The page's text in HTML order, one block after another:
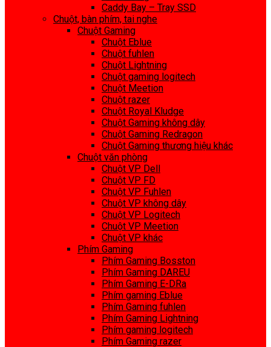
Caddy Bay – Tray SSD
Chuột, bàn phím, tai nghe
Chuột Gaming
Chuột Eblue
Chuột fuhlen
Chuột Lightning
Chuột gaming logitech
Chuột Meetion
Chuột razer
Chuột Royal Kludge
Chuột Gaming không dây
Chuột Gaming Redragon
Chuột Gaming thương hiệu khác
Chuột văn phòng
Chuột VP Dell
Chuột VP FD
Chuột VP Fuhlen
Chuột VP không dây
Chuột VP Logitech
Chuột VP Meetion
Chuột VP khác
Phím Gaming
Phím Gaming Bosston
Phím Gaming DAREU
Phím Gaming E-DRa
Phím gaming Eblue
Phím Gaming fuhlen
Phím Gaming Lightning
Phím gaming logitech
Phím Gaming razer